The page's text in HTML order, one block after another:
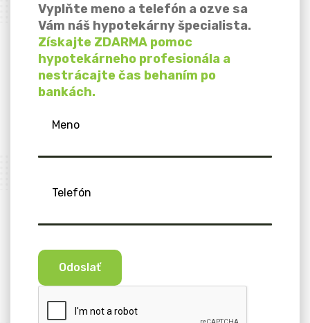
Vyplňte meno a telefón a ozve sa
Vám náš hypotekárny špecialista.
Získajte ZDARMA pomoc
hypotekárneho profesionála a
nestrácajte čas behaním po
bankách.
Meno
Telefón
Odoslať